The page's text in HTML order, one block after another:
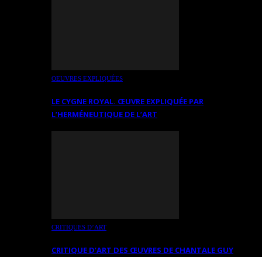
OEUVRES EXPLIQUÉES
LE CYGNE ROYAL. ŒUVRE EXPLIQUÉE PAR
L’HERMÉNEUTIQUE DE L’ART
CRITIQUES D’ART
CRITIQUE D’ART DES ŒUVRES DE CHANTALE GUY